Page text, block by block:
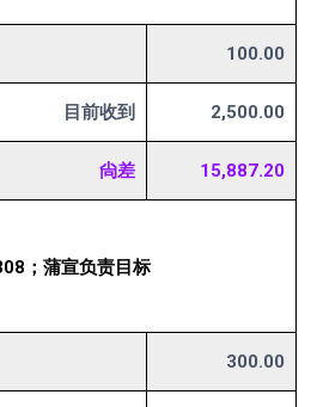
100.00
目前收到 2,500.00
尙差 15,887.20
；蒲宣负责目标
300.00